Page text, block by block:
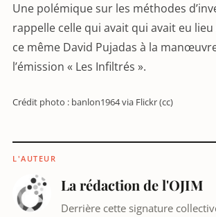
Une polémique sur les méthodes
rappelle celle qui avait qui avait eu lieu
ce même David Pujadas à la
l’émission « Les Infiltrés ».
Crédit photo : banlon1964 via Flickr (cc)
L'AUTEUR
La rédaction de l'OJIM
Derrière cette signature